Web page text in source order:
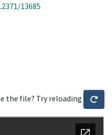
13685
the file? Try reloading